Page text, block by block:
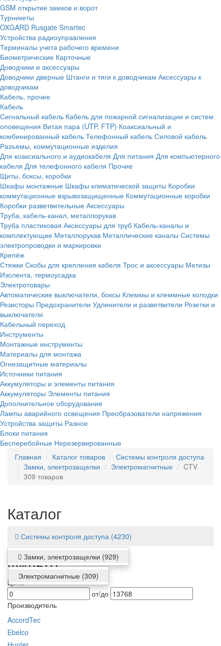
GSM открытие замков и ворот
Турникеты
OXGARD Rusgate Smartec
Устройства радиоуправления
Терминалы учета рабочего времени
Биометрические Карточные
Доводчики и аксессуары
Доводчики дверные Штанги и тяги к доводчикам Аксессуары к
доводчикам
Кабель, прочее
Кабель
Сигнальный кабель Кабель для пожарной сигнализации и систем
оповещения Витая пара (UTP, FTP) Коаксиальный и
комбинированный кабель Телефонный кабель Силовой кабель
Разъемы, коммутационные изделия
Для коаксиального и аудиокабеля Для питания Для компьютерного
кабеля Для телефонного кабеля Прочие
Щиты, боксы, коробки
Шкафы монтажные Шкафы климатической защиты Коробки
коммутационные взрывозащищенные Коммутационные коробки
Коробки разветвительные Аксессуары
Труба, кабель-канал, металлорукав
Труба пластиковая Аксессуары для труб Кабель-каналы и
комплектующие Металлорукав Металлические каналы Системы
электропроводки и маркировки
Крепёж
Стяжки Скобы для крепления кабеля Трос и аксессуары Метизы
Изолента, термоусадка
Электротовары
Автоматические выключатели, боксы Клеммы и клеммные колодки
Резисторы Предохранители Удлинители и разветвители Розетки и
выключатели
Кабельный переход
Инструменты
Монтажные инструменты
Материалы для монтажа
Огнезащитные материалы
Источники питания
Аккумуляторы и элементы питания
Аккумуляторы Элементы питания
Дополнительное оборудование
Лампы аварийного освещения Преобразователи напряжения
Устройства защиты Разное
Блоки питания
Бесперебойные Нерезервированные
Главная
Каталог товаров
Системы контроля доступа
Замки, электрозащелки
Электромагнитные
CTV
309 товаров
Каталог
Системы контроля доступа (4230)
Замки, электрозащелки (929)
Электромагнитные (309)
Фильтр
Цена
от/до
Производитель
AccordTec
Ebelco